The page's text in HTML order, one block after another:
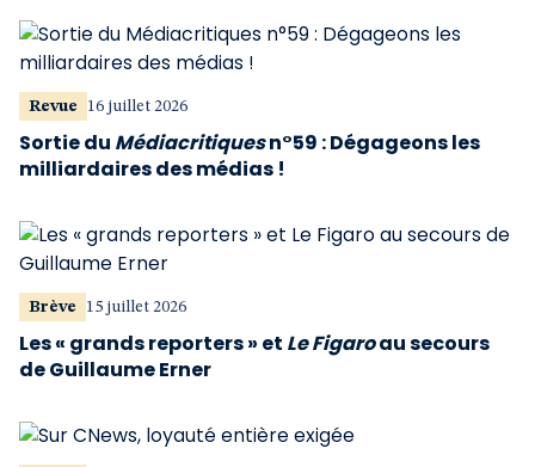
Revue 16 juillet 2026
Sortie du Médiacritiquesn°59 : Dégageons les
milliardaires des médias !
Brève 15 juillet 2026
Les « grands reporters » et Le Figaroau secours
de Guillaume Erner